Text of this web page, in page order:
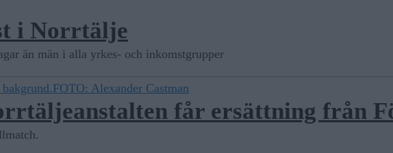
i Norrtälje
än män i alla yrkes- och inkomstgrupper
FOTO: Alexander Castman
får ersättning från